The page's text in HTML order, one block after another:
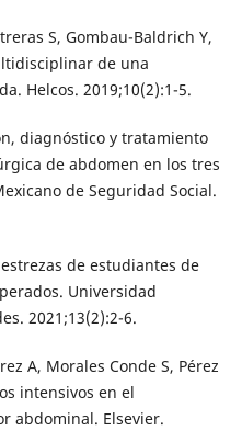
S, Gombau-Baldrich Y,
de una
Helcos. 2019;10(2):1-5.
diagnóstico y tratamiento
de abdomen en los tres
de Seguridad Social.
de estudiantes de
Universidad
2021;13(2):2-6.
A, Morales Conde S, Pérez
intensivos en el
abdominal. Elsevier.